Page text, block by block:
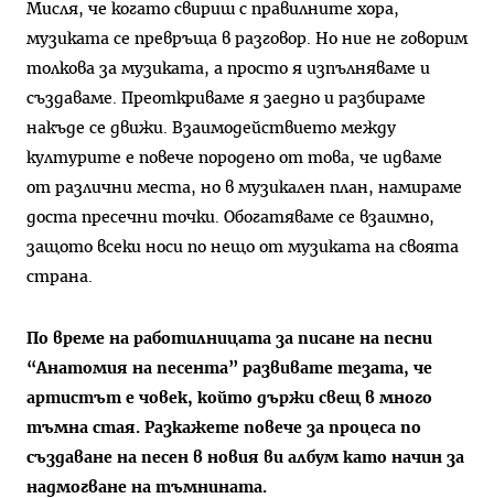
Мисля, че когато свириш с правилните хора,
музиката се превръща в разговор. Но ние не говорим
толкова за музиката, а просто я изпълняваме и
създаваме. Преоткриваме я заедно и разбираме
накъде се движи. Взаимодействието между
културите е повече породено от това, че идваме
от различни места, но в музикален план, намираме
доста пресечни точки. Обогатяваме се взаимно,
защото всеки носи по нещо от музиката на своята
страна.
По време на работилницата за писане на песни
“Анатомия на песента” развивате тезата, че
артистът е човек, който държи свещ в много
тъмна стая. Разкажете повече за процеса по
създаване на песен в новия ви албум като начин за
надмогване на тъмнината.